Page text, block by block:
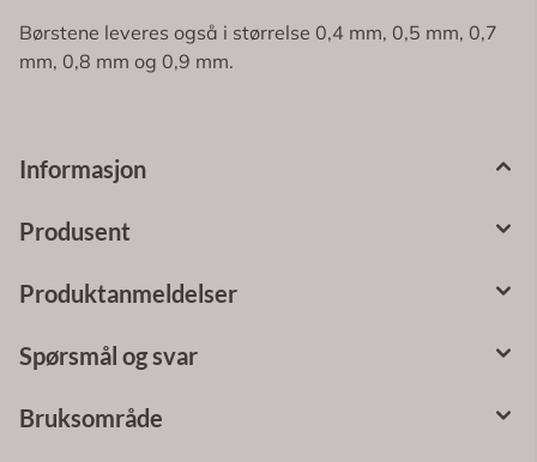
Informasjon
Børstene leveres også i størrelse 0,4 mm, 0,5 mm, 0,7
mm, 0,8 mm og 0,9 mm.
Produsent
Produktanmeldelser
Spørsmål og svar
Bruksområde